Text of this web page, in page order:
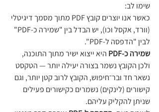
שימו לב:
כאשר אנו יוצרים קובץ PDF מתוך מסמך דיגיטלי
(וורד, אקסל וכו), יש הבדל בין "שמירה כ-PDF"
לבין "הדפסה ל-PDF".
שמירה כ-PDF
היא ייצוא ישיר מתוך התוכנה,
ולכן הקובץ נשמר בצורה יעילה יותר — הטקסט
נשאר חד ובר־חיפוש, הקובץ לרוב קטן יותר, וגם
קישורים (לינקים) נשמרים כקישורים פעילים
שניתן להקליק עליהם.